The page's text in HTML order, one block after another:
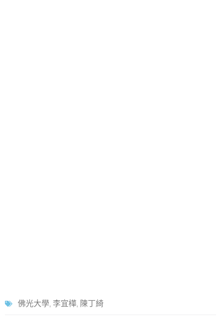
佛光大學, 李宜樺, 陳丁綺